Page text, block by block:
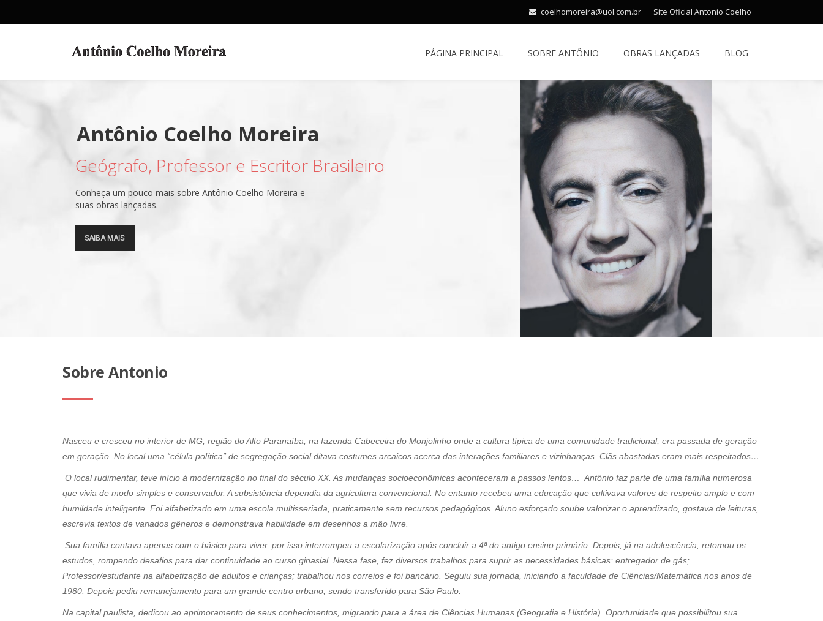
coelhomoreira@uol.com.br Site Oficial Antonio Coelho
PÁGINA PRINCIPAL SOBRE ANTÔNIO OBRAS LANÇADAS BLOG
Geógrafo, Professor e Escritor Brasileiro
SAIBA MAIS
Sobre Antonio
Nasceu e cresceu no interior de MG, região do Alto Paranaíba, na fazenda Cabeceira do Monjolinho onde a cultura típica de uma comunidade tradicional, era passada de geração
em geração. No local uma “célula política” de segregação social ditava costumes arcaicos acerca das interações familiares e vizinhanças. Clãs abastadas eram mais respeitados…
O local rudimentar, teve início à modernização no final do século XX. As mudanças socioeconômicas aconteceram a passos lentos… Antônio faz parte de uma família numerosa
que vivia de modo simples e conservador. A subsistência dependia da agricultura convencional. No entanto recebeu uma educação que cultivava valores de respeito amplo e com
humildade inteligente. Foi alfabetizado em uma escola multisseriada, praticamente sem recursos pedagógicos. Aluno esforçado soube valorizar o aprendizado, gostava de leituras,
escrevia textos de variados gêneros e demonstrava habilidade em desenhos a mão livre.
Sua família contava apenas com o básico para viver, por isso interrompeu a escolarização após concluir a 4ª do antigo ensino primário. Depois, já na adolescência, retomou os
estudos, rompendo desafios para dar continuidade ao curso ginasial. Nessa fase, fez diversos trabalhos para suprir as necessidades básicas: entregador de gás;
Professor/estudante na alfabetização de adultos e crianças; trabalhou nos correios e foi bancário. Seguiu sua jornada, iniciando a faculdade de Ciências/Matemática nos anos de
1980. Depois pediu remanejamento para um grande centro urbano, sendo transferido para São Paulo.
Na capital paulista, dedicou ao aprimoramento de seus conhecimentos, migrando para a área de Ciências Humanas (Geografia e História). Oportunidade que possibilitou sua